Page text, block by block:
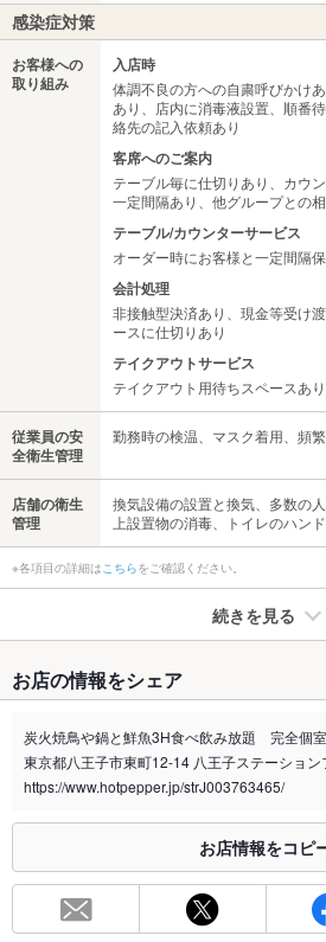
感染症対策
お客様への
取り組み
入店時
体調不良の方への自粛呼びかけ
あり、店内に消毒液設置、順番
絡先の記入依頼あり
客席へのご案内
テーブル毎に仕切りあり、カウ
一定間隔あり、他グループとの
テーブル/カウンターサービス
オーダー時にお客様と一定間隔
会計処理
非接触型決済あり、現金等受け
ースに仕切りあり
テイクアウトサービス
テイクアウト用待ちスペースあり
従業員の安
全衛生管理
勤務時の検温、マスク着用、頻
店舗の衛生
管理
換気設備の設置と換気、多数の
上設置物の消毒、トイレのハン
※各項目の詳細はこちらをご確認ください。
続きを見る
禁煙・喫煙
全席喫煙可
喫煙専用室 なし
合わせください。
お席
140席(各種お席をご用意しており
お店の情報をシェア
炭火焼鳥や鍋と鮮魚3H食べ飲み放題 完全
東京都八王子市東町12-14 八王子ステーション
https://www.hotpepper.jp/strJ003763465/
お店情報をコピ